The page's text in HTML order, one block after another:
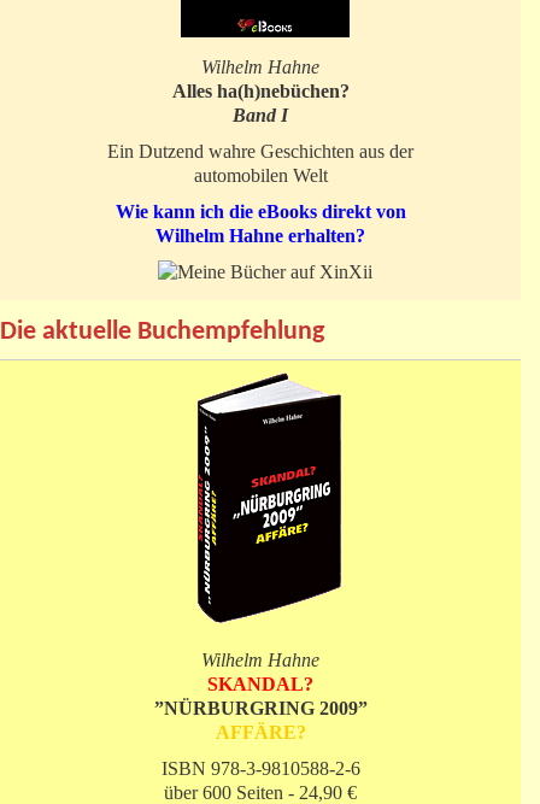
Wilhelm Hahne
Alles ha(h)nebüchen?
Band I
Ein Dutzend wahre Geschichten aus der
automobilen Welt
Wie kann ich die eBooks direkt von
Wilhelm Hahne erhalten?
Die aktuelle Buchempfehlung
Wilhelm Hahne
SKANDAL?
”NÜRBURGRING 2009”
AFFÄRE?
ISBN 978-3-9810588-2-6
über 600 Seiten - 24,90 €